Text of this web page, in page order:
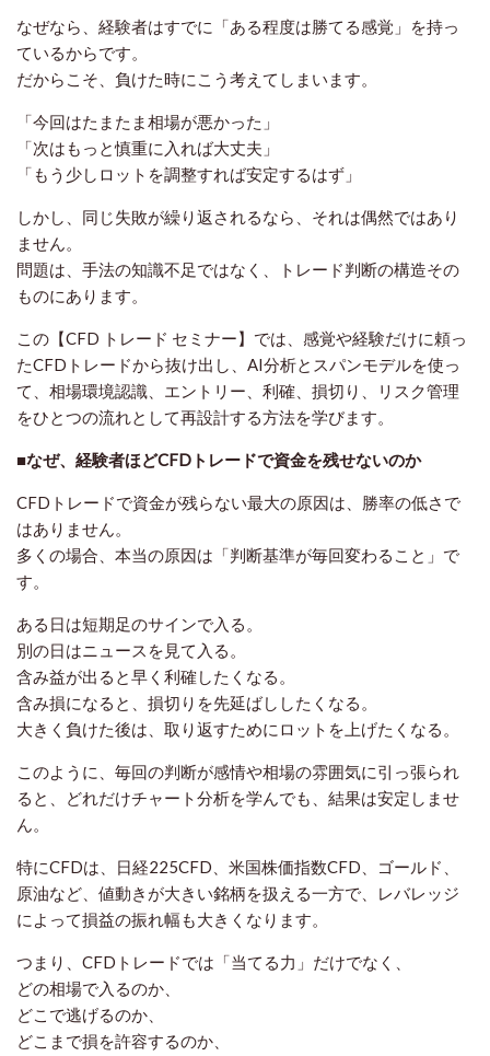
なぜなら、経験者はすでに「ある程度は勝てる感覚」を持っ
ているからです。
だからこそ、負けた時にこう考えてしまいます。
「今回はたまたま相場が悪かった」
「次はもっと慎重に入れば大丈夫」
「もう少しロットを調整すれば安定するはず」
しかし、同じ失敗が繰り返されるなら、それは偶然ではあり
ません。
問題は、手法の知識不足ではなく、トレード判断の構造その
ものにあります。
この【CFD トレード セミナー】では、感覚や経験だけに頼っ
たCFDトレードから抜け出し、AI分析とスパンモデルを使っ
て、相場環境認識、エントリー、利確、損切り、リスク管理
をひとつの流れとして再設計する方法を学びます。
■なぜ、経験者ほどCFDトレードで資金を残せないのか
CFDトレードで資金が残らない最大の原因は、勝率の低さで
はありません。
多くの場合、本当の原因は「判断基準が毎回変わること」で
す。
ある日は短期足のサインで入る。
別の日はニュースを見て入る。
含み益が出ると早く利確したくなる。
含み損になると、損切りを先延ばししたくなる。
大きく負けた後は、取り返すためにロットを上げたくなる。
このように、毎回の判断が感情や相場の雰囲気に引っ張られ
ると、どれだけチャート分析を学んでも、結果は安定しませ
ん。
特にCFDは、日経225CFD、米国株価指数CFD、ゴールド、
原油など、値動きが大きい銘柄を扱える一方で、レバレッジ
によって損益の振れ幅も大きくなります。
つまり、CFDトレードでは「当てる力」だけでなく、
どの相場で入るのか、
どこで逃げるのか、
どこまで損を許容するのか、